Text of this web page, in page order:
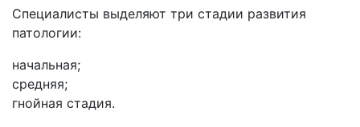
Специалисты выделяют три стадии развития
патологии:
начальная;
средняя;
гнойная стадия.